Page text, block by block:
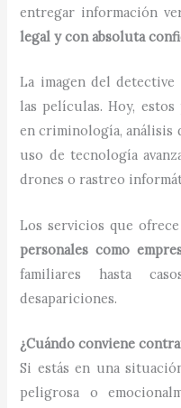
entregar información
legal y con absoluta
La imagen del
las películas. Hoy, estos
en criminología, análisis
uso de tecnología
drones o rastreo
Los servicios que
personales como
familiares hasta
desapariciones.
¿Cuándo conviene
Si estás en una
peligrosa o